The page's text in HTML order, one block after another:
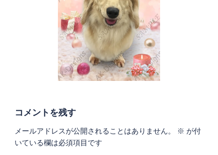
コメントを残す
メールアドレスが公開されることはありません。 ※ が付
いている欄は必須項目です